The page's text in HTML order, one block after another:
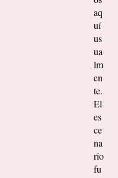
aq
uí
us
ua
lm
en
te.
El
es
ce
na
rio
fu